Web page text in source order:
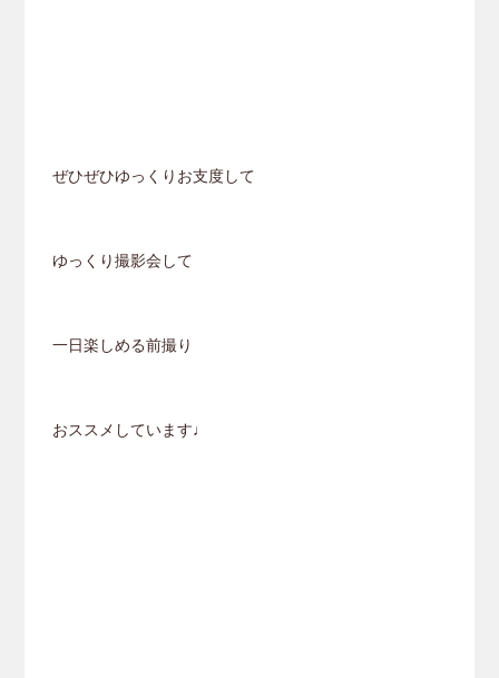
ぜひぜひゆっくりお支度して
ゆっくり撮影会して
一日楽しめる前撮り
おススメしています♩